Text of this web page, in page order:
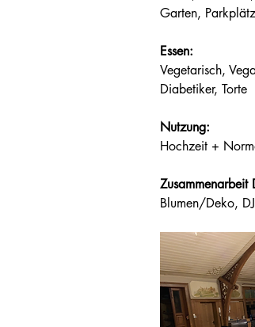
Garten,
Essen:
Vegetarisch,
Diabetiker, Torte
Nutzung:
Hochzeit +
Zusammenarbeit
Blumen/Deko,